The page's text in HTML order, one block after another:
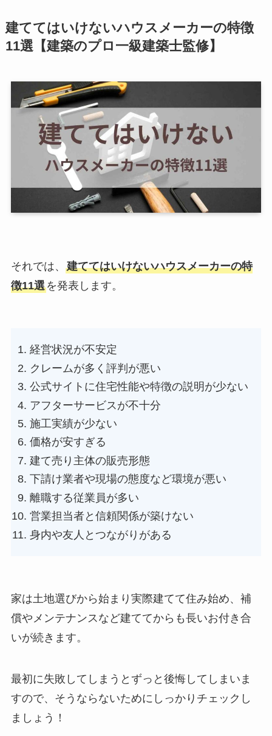
建ててはいけないハウスメーカーの特徴
11選【建築のプロ一級建築士監修】
それでは、 建ててはいけないハウスメーカーの特
徴11選を発表します。
経営状況が不安定
クレームが多く評判が悪い
公式サイトに住宅性能や特徴の説明が少ない
アフターサービスが不十分
施工実績が少ない
価格が安すぎる
建て売り主体の販売形態
下請け業者や現場の態度など環境が悪い
離職する従業員が多い
営業担当者と信頼関係が築けない
身内や友人とつながりがある
家は土地選びから始まり実際建てて住み始め、補
償やメンテナンスなど建ててからも長いお付き合
いが続きます。
最初に失敗してしまうとずっと後悔してしまいま
すので、そうならないためにしっかりチェックし
ましょう！